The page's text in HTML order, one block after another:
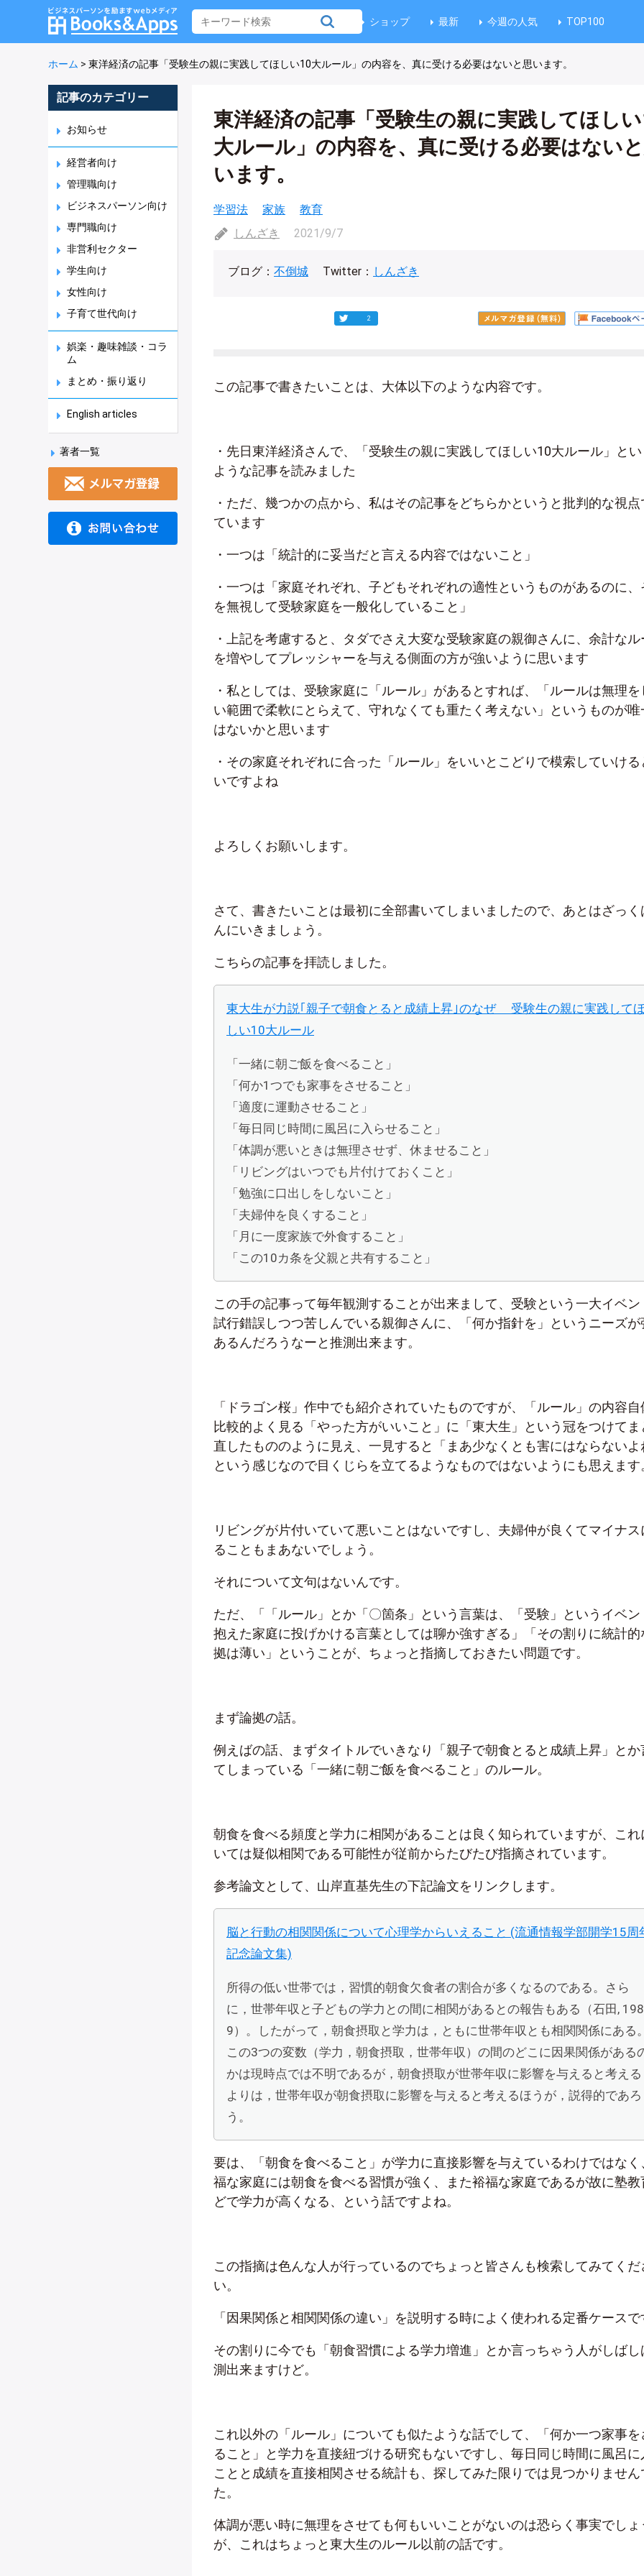
ショップ 最新 今週の人気 TOP100
ホーム > 東洋経済の記事「受験生の親に実践してほしい10大ルール」の内容を、真に受ける必要はないと思います。
記事のカテゴリー
お知らせ
経営者向け
管理職向け
ビジネスパーソン向け
専門職向け
非営利セクター
学生向け
女性向け
子育て世代向け
娯楽・趣味雑談・コラ
ム
まとめ・振り返り
English articles
著者一覧
東洋経済の記事「受験生の親に実践してほし
大ルール」の内容を、真に受ける必要はない
います。
学習法 家族
教育
しんざき
2021/9/7
ブログ： 不倒城 Twitter： しんざき
2
この記事で書きたいことは、大体以下のような内容です。
・先日東洋経済さんで、「受験生の親に実践してほしい10大ルール」と
ような記事を読みました
・ただ、幾つかの点から、私はその記事をどちらかというと批判的な視点
ています
・一つは「統計的に妥当だと言える内容ではないこと」
・一つは「家庭それぞれ、子どもそれぞれの適性というものがあるのに、
を無視して受験家庭を一般化していること」
・上記を考慮すると、タダでさえ大変な受験家庭の親御さんに、余計なル
を増やしてプレッシャーを与える側面の方が強いように思います
・私としては、受験家庭に「ルール」があるとすれば、「ルールは無理を
い範囲で柔軟にとらえて、守れなくても重たく考えない」というものが唯
はないかと思います
・その家庭それぞれに合った「ルール」をいいとこどりで模索していける
いですよね
よろしくお願いします。
さて、書きたいことは最初に全部書いてしまいましたので、あとはざっく
んにいきましょう。
こちらの記事を拝読しました。
東大生が力説｢親子で朝食とると成績上昇｣のなぜ 受験生の親に実践して
しい10大ルール
「一緒に朝ご飯を食べること」
「何か1つでも家事をさせること」
「適度に運動させること」
「毎日同じ時間に風呂に入らせること」
「体調が悪いときは無理させず、休ませること」
「リビングはいつでも片付けておくこと」
「勉強に口出しをしないこと」
「夫婦仲を良くすること」
「月に一度家族で外食すること」
「この10カ条を父親と共有すること」
この手の記事って毎年観測することが出来まして、受験という一大イベン
試行錯誤しつつ苦しんでいる親御さんに、「何か指針を」というニーズが
あるんだろうなーと推測出来ます。
「ドラゴン桜」作中でも紹介されていたものですが、「ルール」の内容自
比較的よく見る「やった方がいいこと」に「東大生」という冠をつけてま
直したもののように見え、一見すると「まあ少なくとも害にはならないよ
という感じなので目くじらを立てるようなものではないようにも思えます
リビングが片付いていて悪いことはないですし、夫婦仲が良くてマイナス
ることもまあないでしょう。
それについて文句はないんです。
ただ、「「ルール」とか「〇箇条」という言葉は、「受験」というイベン
抱えた家庭に投げかける言葉としては聊か強すぎる」「その割りに統計的
拠は薄い」ということが、ちょっと指摘しておきたい問題です。
まず論拠の話。
例えばの話、まずタイトルでいきなり「親子で朝食とると成績上昇」とか
てしまっている「一緒に朝ご飯を食べること」のルール。
朝食を食べる頻度と学力に相関があることは良く知られていますが、これ
いては疑似相関である可能性が従前からたびたび指摘されています。
参考論文として、山岸直基先生の下記論文をリンクします。
脳と行動の相関関係について心理学からいえること (流通情報学部開学15周
記念論文集)
所得の低い世帯では，習慣的朝食欠食者の割合が多くなるのである。さら
に，世帯年収と子どもの学力との間に相関があるとの報告もある（石田, 198
9）。したがって，朝食摂取と学力は，ともに世帯年収とも相関関係にある
この3つの変数（学力，朝食摂取，世帯年収）の間のどこに因果関係がある
かは現時点では不明であるが，朝食摂取が世帯年収に影響を与えると考える
よりは，世帯年収が朝食摂取に影響を与えると考えるほうが，説得的であろ
う。
要は、「朝食を食べること」が学力に直接影響を与えているわけではなく
福な家庭には朝食を食べる習慣が強く、また裕福な家庭であるが故に塾教
どで学力が高くなる、という話ですよね。
この指摘は色んな人が行っているのでちょっと皆さんも検索してみてくだ
い。
「因果関係と相関関係の違い」を説明する時によく使われる定番ケースで
その割りに今でも「朝食習慣による学力増進」とか言っちゃう人がしばし
測出来ますけど。
これ以外の「ルール」についても似たような話でして、「何か一つ家事を
ること」と学力を直接紐づける研究もないですし、毎日同じ時間に風呂に
ことと成績を直接相関させる統計も、探してみた限りでは見つかりません
た。
体調が悪い時に無理をさせても何もいいことがないのは恐らく事実でしょ
が、これはちょっと東大生のルール以前の話です。